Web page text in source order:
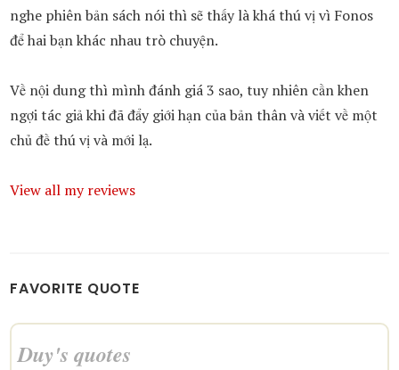
nghe phiên bản sách nói thì sẽ thấy là khá thú vị vì Fonos
để hai bạn khác nhau trò chuyện.
Về nội dung thì mình đánh giá 3 sao, tuy nhiên cần khen
ngợi tác giả khi đã đẩy giới hạn của bản thân và viết về một
chủ đề thú vị và mới lạ.
View all my reviews
FAVORITE QUOTE
Duy's quotes